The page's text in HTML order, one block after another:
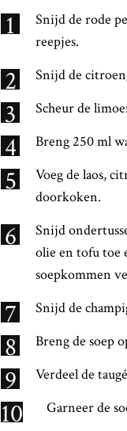
1
Snijd de rode
reepjes.
2 Snijd de
3 Scheur de
4 Breng 250 ml
5
Voeg de laos,
doorkoken.
6
Snijd
olie en tofu toe
soepkommen
7 Snijd de
8 Breng de soep
9 Verdeel de
10 Garneer de